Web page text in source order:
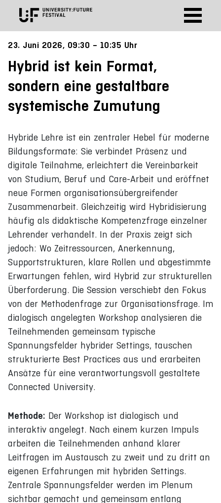
23. Juni 2026, 09:30 – 10:35 Uhr
Hybrid ist kein Format,
sondern eine gestaltbare
systemische Zumutung
Hybride Lehre ist ein zentraler Hebel für moderne
Bildungsformate: Sie verbindet Präsenz und
digitale Teilnahme, erleichtert die Vereinbarkeit
von Studium, Beruf und Care-Arbeit und eröffnet
neue Formen organisationsübergreifender
Zusammenarbeit. Gleichzeitig wird Hybridisierung
häufig als didaktische Kompetenzfrage einzelner
Lehrender verhandelt. In der Praxis zeigt sich
jedoch: Wo Zeitressourcen, Anerkennung,
Supportstrukturen, klare Rollen und abgestimmte
Erwartungen fehlen, wird Hybrid zur strukturellen
Überforderung. Die Session verschiebt den Fokus
von der Methodenfrage zur Organisationsfrage. Im
dialogisch angelegten Workshop analysieren die
Teilnehmenden gemeinsam typische
Spannungsfelder hybrider Settings, tauschen
strukturierte Best Practices aus und erarbeiten
Ansätze für eine verantwortungsvoll gestaltete
Connected University.
Methode: Der Workshop ist dialogisch und
interaktiv angelegt. Nach einem kurzen Impuls
arbeiten die Teilnehmenden anhand klarer
Leitfragen im Austausch zu zweit und zu dritt an
eigenen Erfahrungen mit hybriden Settings.
Zentrale Spannungsfelder werden im Plenum
sichtbar gemacht und gemeinsam entlang